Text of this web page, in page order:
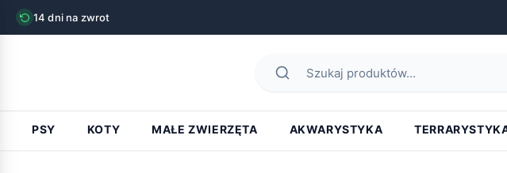
14 dni na zwrot
PSY KOTY MAŁE ZWIERZĘTA AKWARYSTYKA